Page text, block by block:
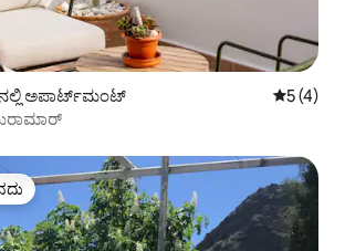
ನಲ್ಲಿ ಅಪಾರ್ಟ್‌ಮಂಟ್ 5 ರಲ್ಲಿ 5
5 (4)